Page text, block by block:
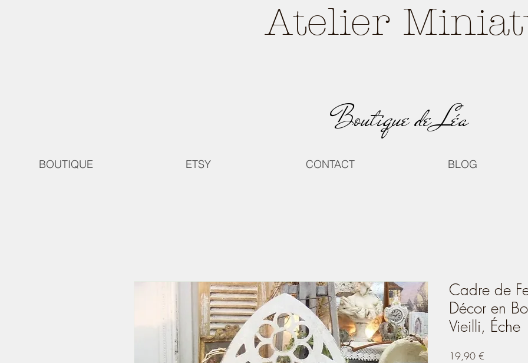
Atelier
Boutique de Léa
BOUTIQUE ETSY CONTACT BLOG
Cadre de
Décor en
Vieilli, Éche
19,90 €